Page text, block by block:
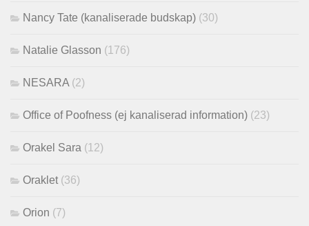
Nancy Tate (kanaliserade budskap) (30)
Natalie Glasson (176)
NESARA (2)
Office of Poofness (ej kanaliserad information) (23)
Orakel Sara (12)
Oraklet (36)
Orion (7)